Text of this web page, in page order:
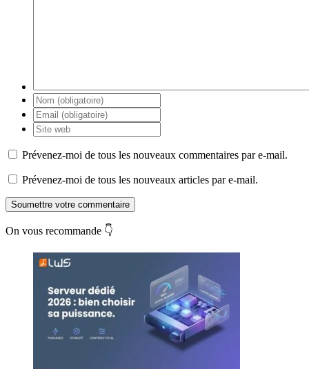
Prévenez-moi de tous les nouveaux commentaires par e-mail.
Prévenez-moi de tous les nouveaux articles par e-mail.
Soumettre votre commentaire
On vous recommande 👇